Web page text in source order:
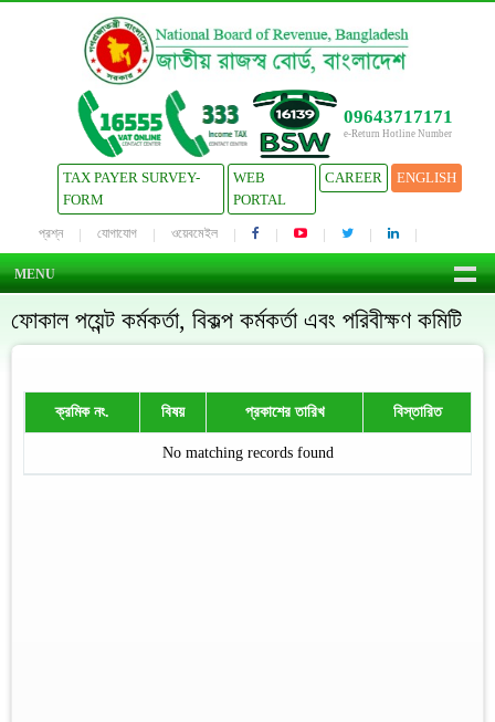
09643717171
e-Return Hotline Number
TAX PAYER SURVEY-
FORM
WEB
PORTAL
CAREER ENGLISH
প্রশ্ন যোগাযোগ ওয়েবমেইল
MENU
ফোকাল পয়েন্ট কর্মকর্তা, বিকল্প কর্মকর্তা এবং পরিবীক্ষণ কমিটি
ক্রমিক নং. বিষয় প্রকাশের তারিখ বিস্তারিত
No matching records found